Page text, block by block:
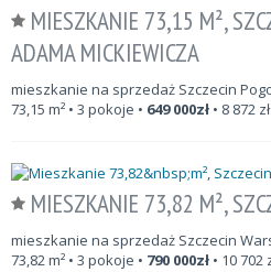
MIESZKANIE 73,15 M²,
ADAMA MICKIEWICZA
mieszkanie na sprzedaż Szczecin
73,15 m² • 3 pokoje • 649 000zł • 8 872
MIESZKANIE 73,82 M²,
mieszkanie na sprzedaż Szczecin
73,82m² • 3 pokoje • 790 000zł • 10 702